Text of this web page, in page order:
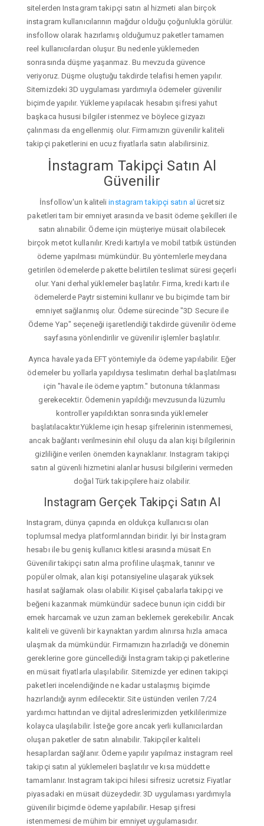
sitelerden Instagram takipçi satın al hizmeti alan birçok
instagram kullanıcılarının mağdur olduğu çoğunlukla görülür.
insfollow olarak hazırlamış olduğumuz paketler tamamen
reel kullanıcılardan oluşur. Bu nedenle yüklemeden
sonrasında düşme yaşanmaz. Bu mevzuda güvence
veriyoruz. Düşme oluştuğu takdirde telafisi hemen yapılır.
Sitemizdeki 3D uygulaması yardımıyla ödemeler güvenilir
biçimde yapılır. Yükleme yapılacak hesabın şifresi yahut
başkaca hususi bilgiler istenmez ve böylece gizyazı
çalınması da engellenmiş olur. Firmamızın güvenilir kaliteli
takipçi paketlerini en ucuz fiyatlarla satın alabilirsiniz.
İnstagram Takipçi Satın Al
Güvenilir
İnsfollow'un kaliteliinstagram takipçi satın al ücretsiz
paketleri tam bir emniyet arasında ve basit ödeme şekilleri ile
satın alınabilir. Ödeme için müşteriye müsait olabilecek
birçok metot kullanılır. Kredi kartıyla ve mobil tatbik üstünden
ödeme yapılması mümkündür. Bu yöntemlerle meydana
getirilen ödemelerde pakette belirtilen teslimat süresi geçerli
olur. Yani derhal yüklemeler başlatılır. Firma, kredi kartı ile
ödemelerde Paytr sistemini kullanır ve bu biçimde tam bir
emniyet sağlanmış olur. Ödeme sürecinde "3D Secure ile
Ödeme Yap" seçeneği işaretlendiği takdirde güvenilir ödeme
sayfasına yönlendirilir ve güvenilir işlemler başlatılır.
Ayrıca havale yada EFT yöntemiyle da ödeme yapılabilir. Eğer
ödemeler bu yollarla yapıldıysa teslimatın derhal başlatılması
için "havale ile ödeme yaptım." butonuna tıklanması
gerekecektir. Ödemenin yapıldığı mevzusunda lüzumlu
kontroller yapıldıktan sonrasında yüklemeler
başlatılacaktır.Yükleme için hesap şifrelerinin istenmemesi,
ancak bağlantı verilmesinin ehil oluşu da alan kişi bilgilerinin
gizliliğine verilen önemden kaynaklanır. Instagram takipçi
satın al güvenli hizmetini alanlar hususi bilgilerini vermeden
doğal Türk takipçilere haiz olabilir.
Instagram Gerçek Takipçi Satın Al
Instagram, dünya çapında en oldukça kullanıcısı olan
toplumsal medya platformlarından biridir. İyi bir İnstagram
hesabı ile bu geniş kullanıcı kitlesi arasında müsait En
Güvenilir takipçi satın alma profiline ulaşmak, tanınır ve
popüler olmak, alan kişi potansiyeline ulaşarak yüksek
hasılat sağlamak olası olabilir. Kişisel çabalarla takipçi ve
beğeni kazanmak mümkündür sadece bunun için ciddi bir
emek harcamak ve uzun zaman beklemek gerekebilir. Ancak
kaliteli ve güvenli bir kaynaktan yardım alınırsa hızla amaca
ulaşmak da mümkündür. Firmamızın hazırladığı ve dönemin
gereklerine gore güncellediği İnstagram takipçi paketlerine
en müsait fiyatlarla ulaşılabilir. Sitemizde yer edinen takipçi
paketleri incelendiğinde ne kadar ustalaşmış biçimde
hazırlandığı ayrım edilecektir. Site üstünden verilen 7/24
yardımcı hattından ve dijital adreslerimizden yetkililerimize
kolayca ulaşılabilir. İsteğe gore ancak yerli kullanıcılardan
oluşan paketler de satın alınabilir. Takipçiler kaliteli
hesaplardan sağlanır. Ödeme yapılır yapılmaz instagram reel
takipçi satın al yüklemeleri başlatılır ve kısa müddette
tamamlanır. Instagram takipci hilesi sifresiz ucretsiz Fiyatlar
piyasadaki en müsait düzeydedir. 3D uygulaması yardımıyla
güvenilir biçimde ödeme yapılabilir. Hesap şifresi
istenmemesi de mühim bir emniyet uygulamasıdır.